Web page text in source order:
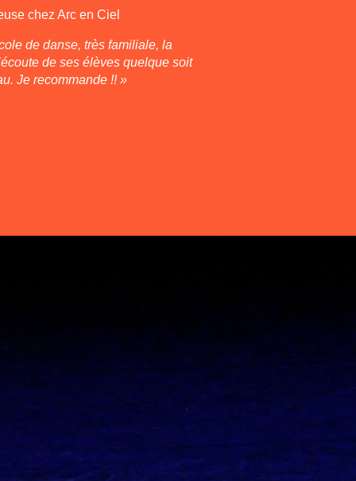
chez Arc en Ciel
de danse, très familiale, la
de ses élèves quelque soit
Je recommande !! »